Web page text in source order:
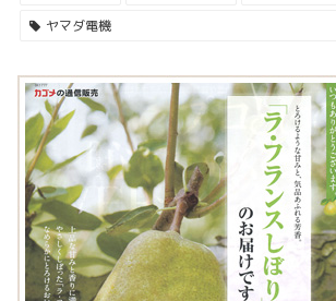
ヤマダ電機